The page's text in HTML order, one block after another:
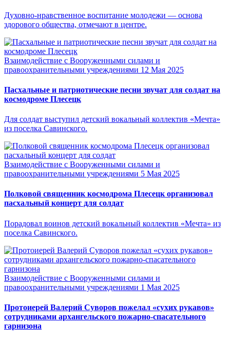
Духовно-нравственное воспитание молодежи — основа
здорового общества, отмечают в центре.
Взаимодействие с Вооруженными силами и
правоохранительными учреждениями 12 Мая 2025
Пасхальные и патриотические песни звучат для солдат на
космодроме Плесецк
Для солдат выступил детский вокальный коллектив «Мечта»
из поселка Савинского.
Взаимодействие с Вооруженными силами и
правоохранительными учреждениями 5 Мая 2025
Полковой священник космодрома Плесецк организовал
пасхальный концерт для солдат
Порадовал воинов детский вокальный коллектив «Мечта» из
поселка Савинского.
Взаимодействие с Вооруженными силами и
правоохранительными учреждениями 1 Мая 2025
Протоиерей Валерий Суворов пожелал «сухих рукавов»
сотрудниками архангельского пожарно-спасательного
гарнизона